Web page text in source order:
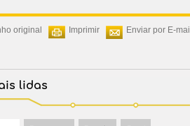
Enviar por E-mail
Imprimir
original
lidas